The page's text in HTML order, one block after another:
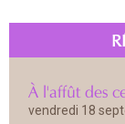
À l'affût des
vendredi 18